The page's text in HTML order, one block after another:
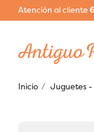
Atención al cliente
Inicio Juguetes -